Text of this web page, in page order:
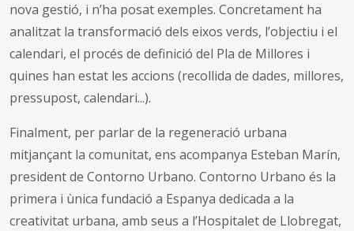
nova gestió, i n’ha posat exemples. Concretament ha
analitzat la transformació dels eixos verds, l’objectiu i el
calendari, el procés de definició del Pla de Millores i
quines han estat les accions (recollida de dades, millores,
pressupost, calendari...).
Finalment, per parlar de la regeneració urbana
mitjançant la comunitat, ens acompanya Esteban Marín,
president de Contorno Urbano. Contorno Urbano és la
primera i ùnica fundació a Espanya dedicada a la
creativitat urbana, amb seus a l’Hospitalet de Llobregat,